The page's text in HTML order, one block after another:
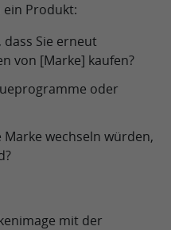
Produkt:
Sie erneut
von [Marke] kaufen?
oder
wechseln würden,
mit der